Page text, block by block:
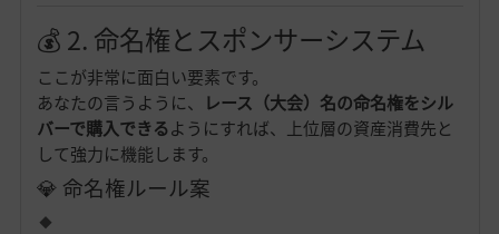
💰 2. 命名権とスポンサーシステム
ここが非常に面白い要素です。
あなたの言うように、 レース（大会）名の命名権をシル
バーで購入できるようにすれば、上位層の資産消費先と
して強力に機能します。
💎 命名権ルール案